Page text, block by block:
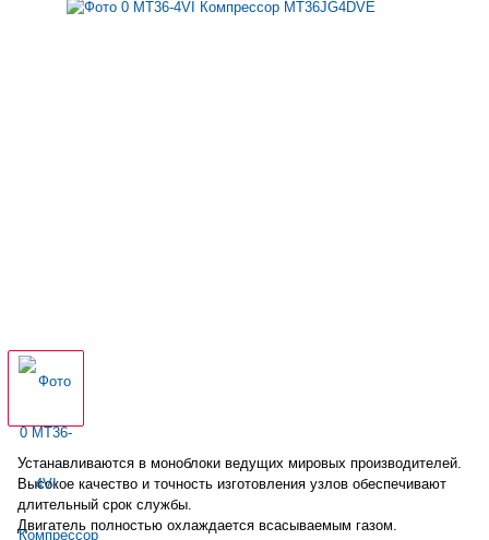
Устанавливаются в моноблоки ведущих мировых производителей.
Высокое качество и точность изготовления узлов обеспечивают
длительный срок службы.
Двигатель полностью охлаждается всасываемым газом.